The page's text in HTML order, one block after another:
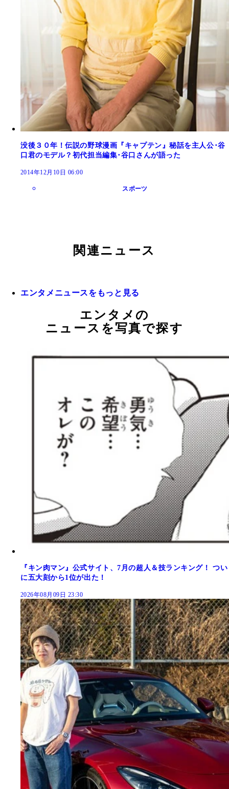
没後３０年！伝説の野球漫画『キャプテン』秘話を主人公･谷
口君のモデル？初代担当編集･谷口さんが語った
2014年12月10日 06:00
スポーツ
関連ニュース
エンタメニュースをもっと見る
エンタメの
ニュースを写真で探す
『キン肉マン』公式サイト、7月の超人＆技ランキング！ つい
に五大刻から1位が出た！
2026年08月09日 23:30